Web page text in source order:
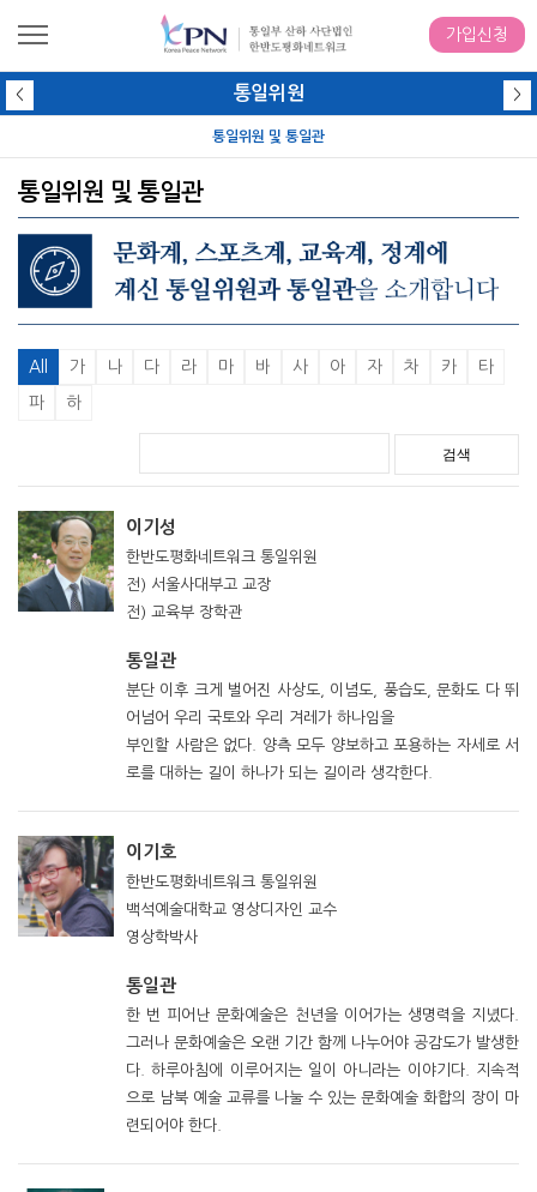
가입신청
< 통일위원 >
통일위원 및 통일관
통일위원 및 통일관
All 가 나 다 라 마 바 사 아 자 차 카 타
파 하
검색
이기성
한반도평화네트워크 통일위원
전) 서울사대부고 교장
전) 교육부 장학관
통일관
분단 이후 크게 벌어진 사상도, 이념도, 풍습도, 문화도 다 뛰
어넘어 우리 국토와 우리 겨레가 하나임을
부인할 사람은 없다. 양측 모두 양보하고 포용하는 자세로 서
로를 대하는 길이 하나가 되는 길이라 생각한다.
이기호
한반도평화네트워크 통일위원
백석예술대학교 영상디자인 교수
영상학박사
통일관
한 번 피어난 문화예술은 천년을 이어가는 생명력을 지녔다.
그러나 문화예술은 오랜 기간 함께 나누어야 공감도가 발생한
다. 하루아침에 이루어지는 일이 아니라는 이야기다. 지속적
으로 남북 예술 교류를 나눌 수 있는 문화예술 화합의 장이 마
련되어야 한다.